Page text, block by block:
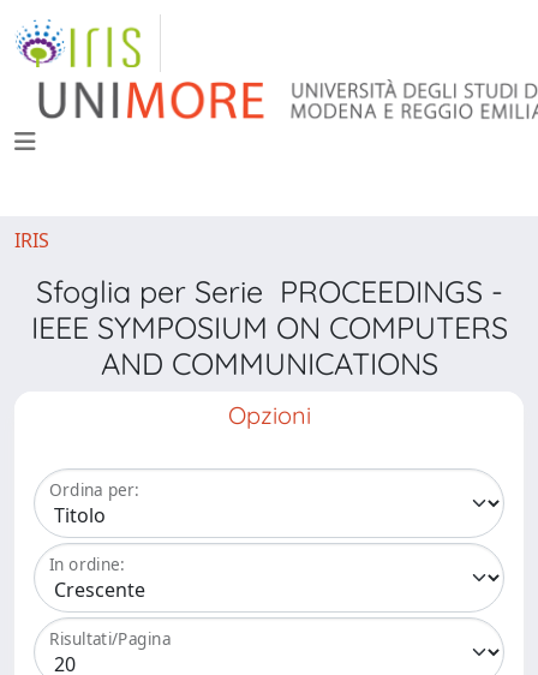
IRIS
Sfoglia per Serie PROCEEDINGS -
IEEE SYMPOSIUM ON COMPUTERS
AND COMMUNICATIONS
Opzioni
Ordina per:
In ordine:
Risultati/Pagina